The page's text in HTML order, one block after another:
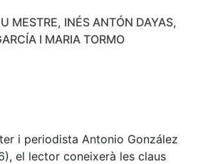
MESTRE, INÉS ANTÓN DAYAS,
I MARIA TORMO
i periodista Antonio González
el lector coneixerà les claus